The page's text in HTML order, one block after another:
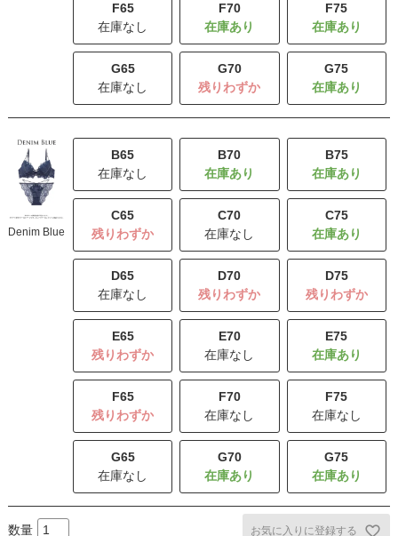
F65
在庫なし
F70 F75
G65
在庫なし
G70
残りわずか
G75
Denim Blue
B65
在庫なし
B70 B75
C65
残りわずか
C70
在庫なし
C75
D65
在庫なし
D70
残りわずか
D75
残りわずか
E65
残りわずか
E70
在庫なし
E75
F65
残りわずか
F70
在庫なし
F75
在庫なし
G65
在庫なし
G70 G75
お気に入りに登録する